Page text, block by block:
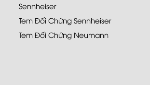
Sennheiser
Tem Đối Chứng Sennheiser
Tem Đối Chứng Neumann